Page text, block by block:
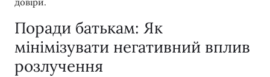
Поради батькам: Як
мінімізувати негативний вплив
розлучення